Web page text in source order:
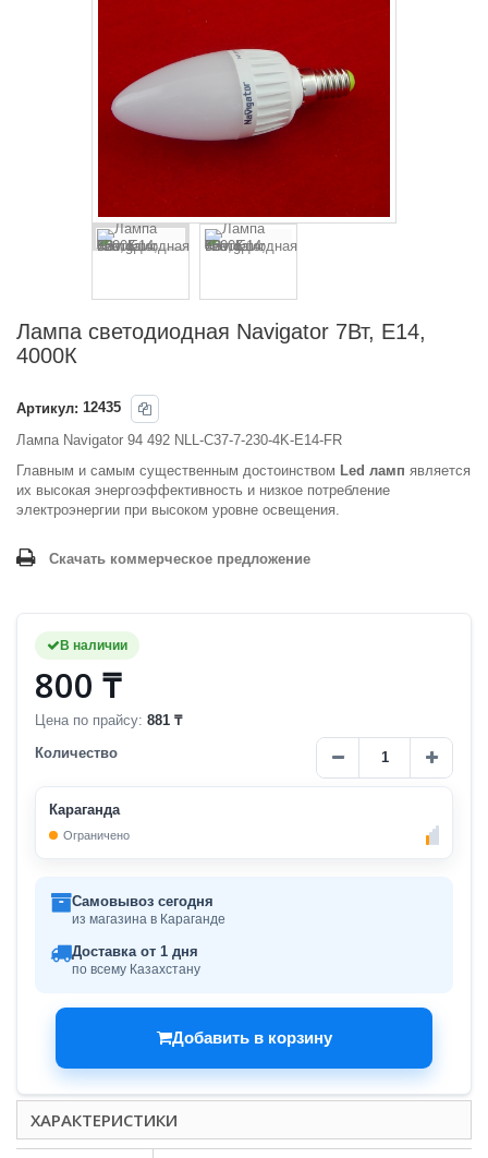
Лампа светодиодная Navigator 7Вт, Е14,
4000К
Артикул: 12435
Лампа Navigator 94 492 NLL-C37-7-230-4K-E14-FR
Главным и самым существенным достоинством Led ламп является
их высокая энергоэффективность и низкое потребление
электроэнергии при высоком уровне освещения.
Скачать коммерческое предложение
В наличии
800 ₸
Цена по прайсу: 881 ₸
Количество
Караганда
Ограничено
Самовывоз сегодня
из магазина в Караганде
Доставка от 1 дня
по всему Казахстану
Добавить в корзину
ХАРАКТЕРИСТИКИ